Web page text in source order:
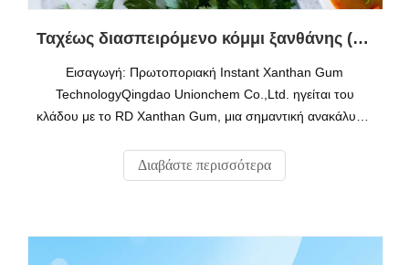
Ταχέως διασπειρόμενο κόμμι ξανθάνης (RD): Στιγμιαίος σταθεροποιητής για τρόφιμα και βιομηχανικές εφαρμογές
Εισαγωγή: Πρωτοποριακή Instant Xanthan Gum
TechnologyQingdao Unionchem Co.,Ltd. ηγείται του
κλάδου με το RD Xanthan Gum, μια σημαντική ανακάλυψη
μας διαδικασία μικροενθυλάκωσης (Αριθμός διπλώματος
ευρεσιτεχνίας: ZL2020XXXXXXXXX) εξασφαλίζει διασπορά
Διαβάστε περισσότερα